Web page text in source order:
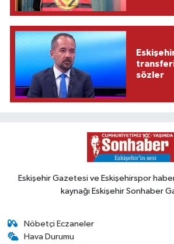
sözler
Eskişehir Gazetesi ve Eskişehirspor
kaynağı Eskişehir Sonhaber
Nöbetçi Eczaneler
Hava Durumu